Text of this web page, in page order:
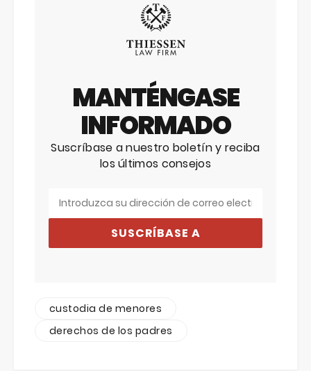
MANTÉNGASE
INFORMADO
Suscríbase a nuestro boletín y reciba
los últimos consejos
SUSCRÍBASE A
custodia de menores
derechos de los padres